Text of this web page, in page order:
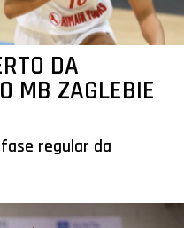
DA
MB ZAGLEBIE
regular da